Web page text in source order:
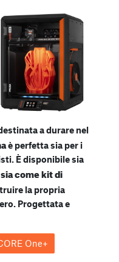
a durare nel
è perfetta sia per i
È disponibile sia
sia come kit di
la propria
Progettata e
One+